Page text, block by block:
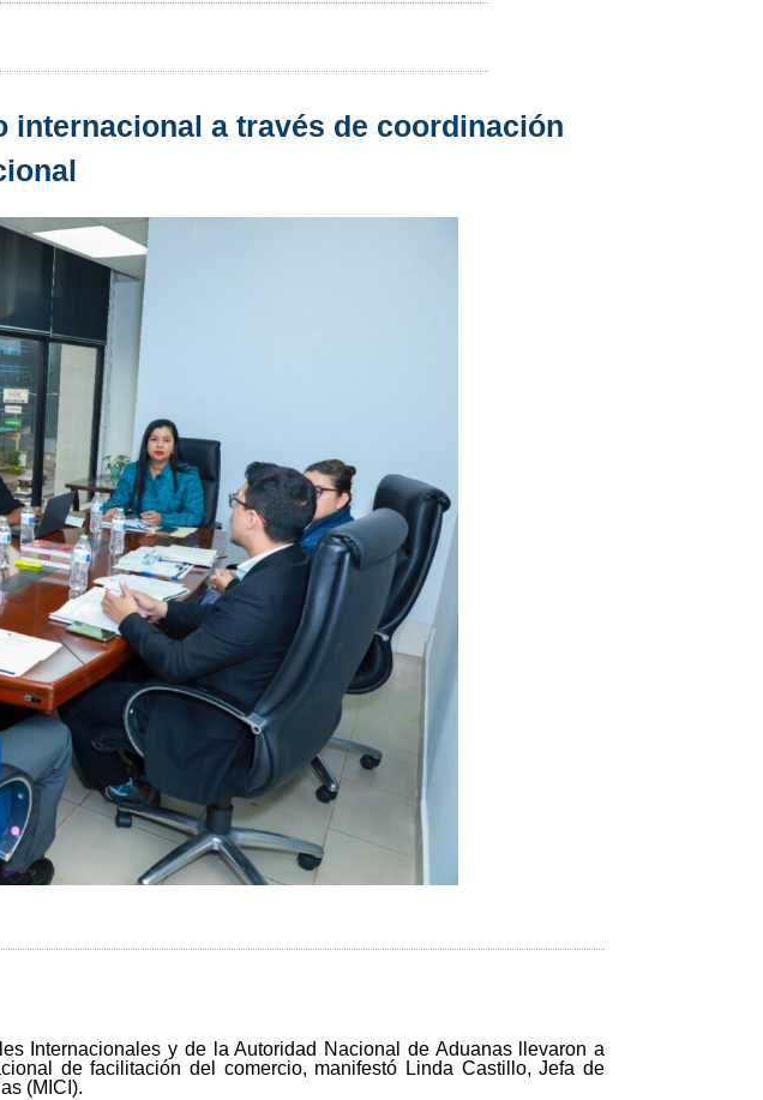
internacional a través de coordinación
Internacionales y de la Autoridad Nacional de Aduanas llevaron a
de facilitación del comercio, manifestó Linda Castillo, Jefa de
(MICI).